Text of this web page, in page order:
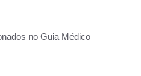
no Guia Médico